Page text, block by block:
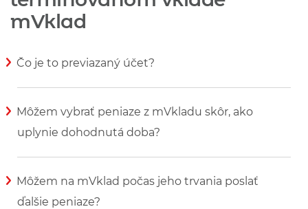
mVklad
Čo je to previazaný účet?
Môžem vybrať peniaze z mVkladu skôr, ako
uplynie dohodnutá doba?
Môžem na mVklad počas jeho trvania poslať
ďalšie peniaze?